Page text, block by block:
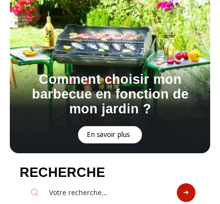
Comment choisir mon
barbecue en fonction de
mon jardin ?
En savoir plus
RECHERCHE